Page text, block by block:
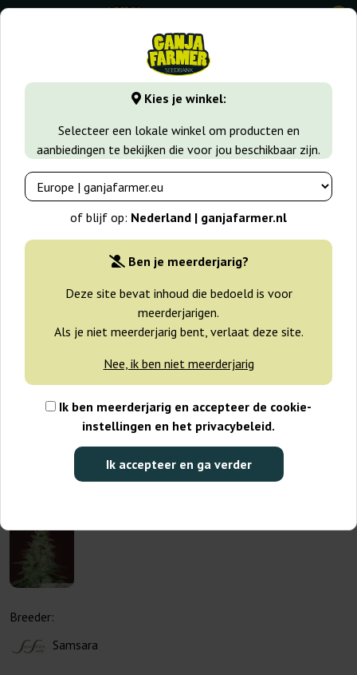
Kies je winkel:
Selecteer een lokale winkel om producten en
aanbiedingen te bekijken die voor jou beschikbaar zijn.
of blijf op: Nederland | ganjafarmer.nl
Ben je meerderjarig?
Deze site bevat inhoud die bedoeld is voor
meerderjarigen.
Als je niet meerderjarig bent, verlaat deze site.
Nee, ik ben niet meerderjarig
Ik ben meerderjarig en accepteer de cookie-
instellingen en het privacybeleid.
Ik accepteer en ga verder
0
GanjaFarmer.nl Zaadsoorten Indica zaden El
Breeder:
Samsara